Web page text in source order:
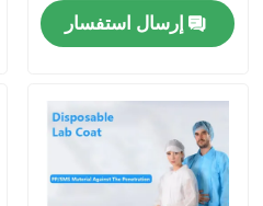
بذلات واقية يمكن التخلص منها
معطف واقي يمكن التخلص منه
إرسال استفسار